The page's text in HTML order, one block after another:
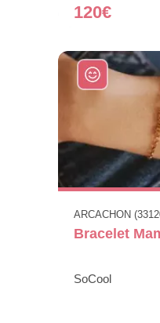
120€
ARCACHON
Bracelet
SoCool